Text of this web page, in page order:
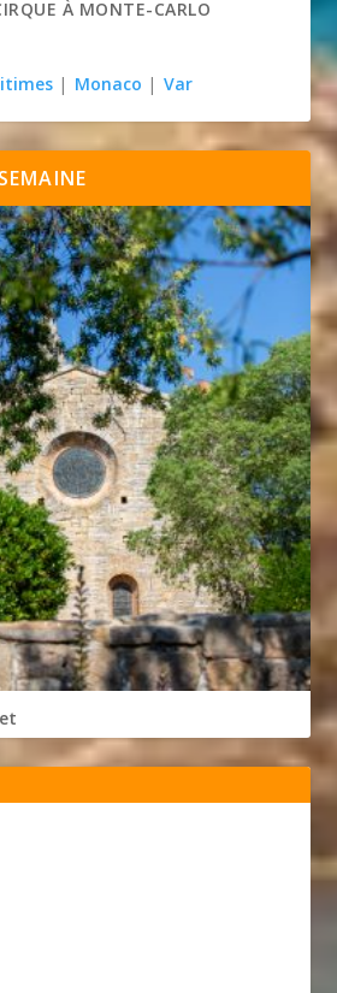
À MONTE-CARLO
| Monaco | Var